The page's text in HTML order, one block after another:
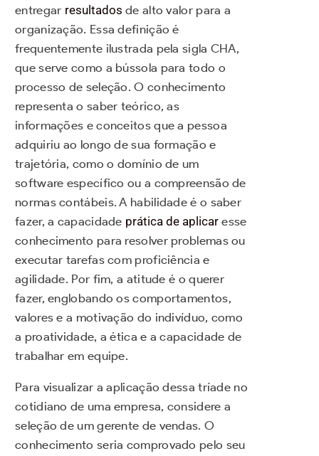
entregar resultados de alto valor para a
organização. Essa definição é
frequentemente ilustrada pela sigla CHA,
que serve como a bússola para todo o
processo de seleção. O conhecimento
representa o saber teórico, as
informações e conceitos que a pessoa
adquiriu ao longo de sua formação e
trajetória, como o domínio de um
software específico ou a compreensão de
normas contábeis. A habilidade é o saber
fazer, a capacidade prática de aplicar esse
conhecimento para resolver problemas ou
executar tarefas com proficiência e
agilidade. Por fim, a atitude é o querer
fazer, englobando os comportamentos,
valores e a motivação do indivíduo, como
a proatividade, a ética e a capacidade de
trabalhar em equipe.
Para visualizar a aplicação dessa tríade no
cotidiano de uma empresa, considere a
seleção de um gerente de vendas. O
conhecimento seria comprovado pelo seu